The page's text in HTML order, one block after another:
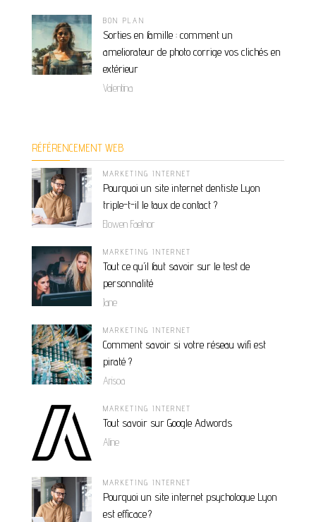
BON PLAN
Sorties en famille : comment un
ameliorateur de photo corrige vos clichés en
extérieur
Valentina
RÉFÉRENCEMENT WEB
MARKETING INTERNET
Pourquoi un site internet dentiste Lyon
triple-t-il le taux de contact ?
Elowen Faelnor
MARKETING INTERNET
Tout ce qu’il faut savoir sur le test de
personnalité
Jane
MARKETING INTERNET
Comment savoir si votre réseau wifi est
piraté ?
Arisoa
MARKETING INTERNET
Tout savoir sur Google Adwords
Aline
MARKETING INTERNET
Pourquoi un site internet psychologue Lyon
est efficace ?